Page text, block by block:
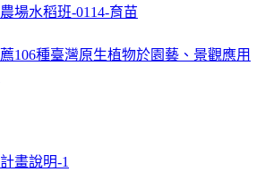
場水稻班-0114-育苗
106種臺灣原生植物於園藝、景觀應用
畫說明-1